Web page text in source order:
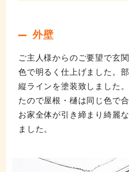
外壁
ご主人様からのご要望で玄
色で明るく仕上げました。
縦ラインを塗装致しました
たので屋根・樋は同じ色で
お家全体が引き締まり綺麗
ました。